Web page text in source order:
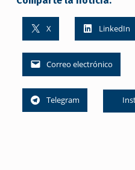
X LinkedIn
Correo electrónico
Telegram